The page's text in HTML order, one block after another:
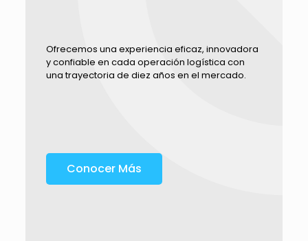
Ofrecemos una experiencia eficaz, innovadora
y confiable en cada operación logística con
una trayectoria de diez años en el mercado.
Conocer Más